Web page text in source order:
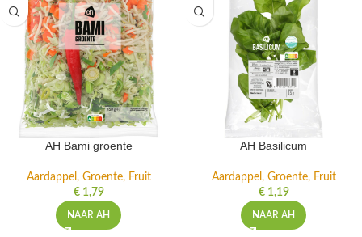
AH Bami groente
Aardappel, Groente, Fruit
€1,79
NAAR AH
AH Basilicum
Aardappel, Groente, Fruit
€1,19
NAAR AH